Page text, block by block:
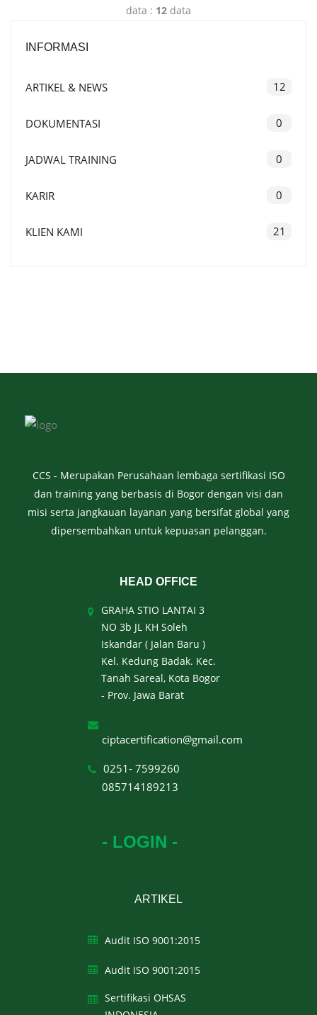
data : 12 data
INFORMASI
ARTIKEL & NEWS 12
DOKUMENTASI 0
JADWAL TRAINING 0
KARIR 0
KLIEN KAMI 21
CCS - Merupakan Perusahaan lembaga sertifikasi ISO
dan training yang berbasis di Bogor dengan visi dan
misi serta jangkauan layanan yang bersifat global yang
dipersembahkan untuk kepuasan pelanggan.
HEAD OFFICE
GRAHA STIO LANTAI 3
NO 3b JL KH Soleh
Iskandar ( Jalan Baru )
Kel. Kedung Badak. Kec.
Tanah Sareal, Kota Bogor
- Prov. Jawa Barat
ciptacertification@gmail.com
0251- 7599260
085714189213
- LOGIN -
ARTIKEL
Audit ISO 9001:2015
Audit ISO 9001:2015
Sertifikasi OHSAS